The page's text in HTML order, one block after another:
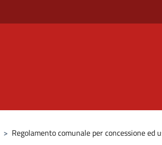
> Regolamento comunale per concessione ed